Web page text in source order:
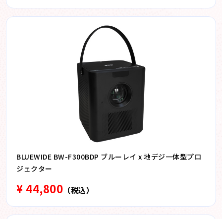
BLUEWIDE BW-F300BDP ブルーレイ x 地デジ一体型プロ
ジェクター
¥ 44,800 （税込）